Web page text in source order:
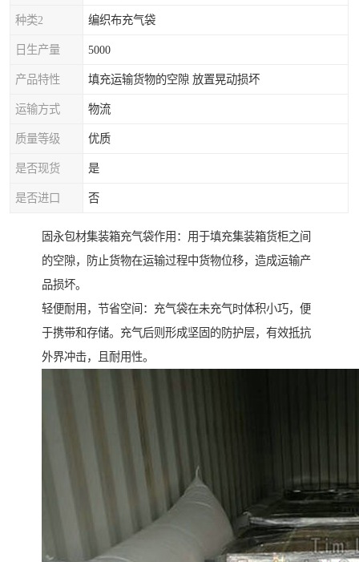
种类2 编织布充气袋
日生产量 5000
产品特性 填充运输货物的空隙 放置晃动损坏
运输方式 物流
质量等级 优质
是否现货 是
是否进口 否
固永包材集装箱充气袋作用：用于填充集装箱货柜之间
的空隙，防止货物在运输过程中货物位移，造成运输产
品损坏。
轻便耐用，节省空间：充气袋在未充气时体积小巧，便
于携带和存储。充气后则形成坚固的防护层，有效抵抗
外界冲击，且耐用性。